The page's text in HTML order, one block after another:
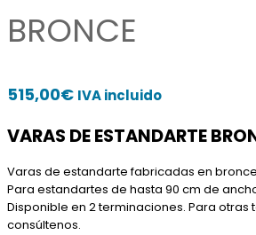
BRONCE
515,00€ IVA incluido
VARAS DE ESTANDARTE
Varas de estandarte fabricadas en
Para estandartes de hasta 90 cm de
Disponible en 2 terminaciones. Para otras
consúltenos.